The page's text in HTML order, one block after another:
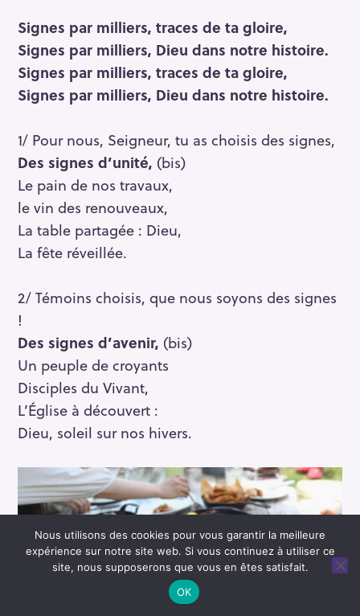
Signes par milliers, traces de ta gloire,
Signes par milliers, Dieu dans notre histoire.
Signes par milliers, traces de ta gloire,
Signes par milliers, Dieu dans notre histoire.
1/ Pour nous, Seigneur, tu as choisis des signes,
Des signes d’unité, (bis)
Le pain de nos travaux,
le vin des renouveaux,
La table partagée : Dieu,
La fête réveillée.
2/ Témoins choisis, que nous soyons des signes
!
Des signes d’avenir, (bis)
Un peuple de croyants
Disciples du Vivant,
L’Église à découvert :
Dieu, soleil sur nos hivers.
Nous utilisons des cookies pour vous garantir la meilleure
expérience sur notre site web. Si vous continuez à utiliser ce
site, nous supposerons que vous en êtes satisfait.
OK